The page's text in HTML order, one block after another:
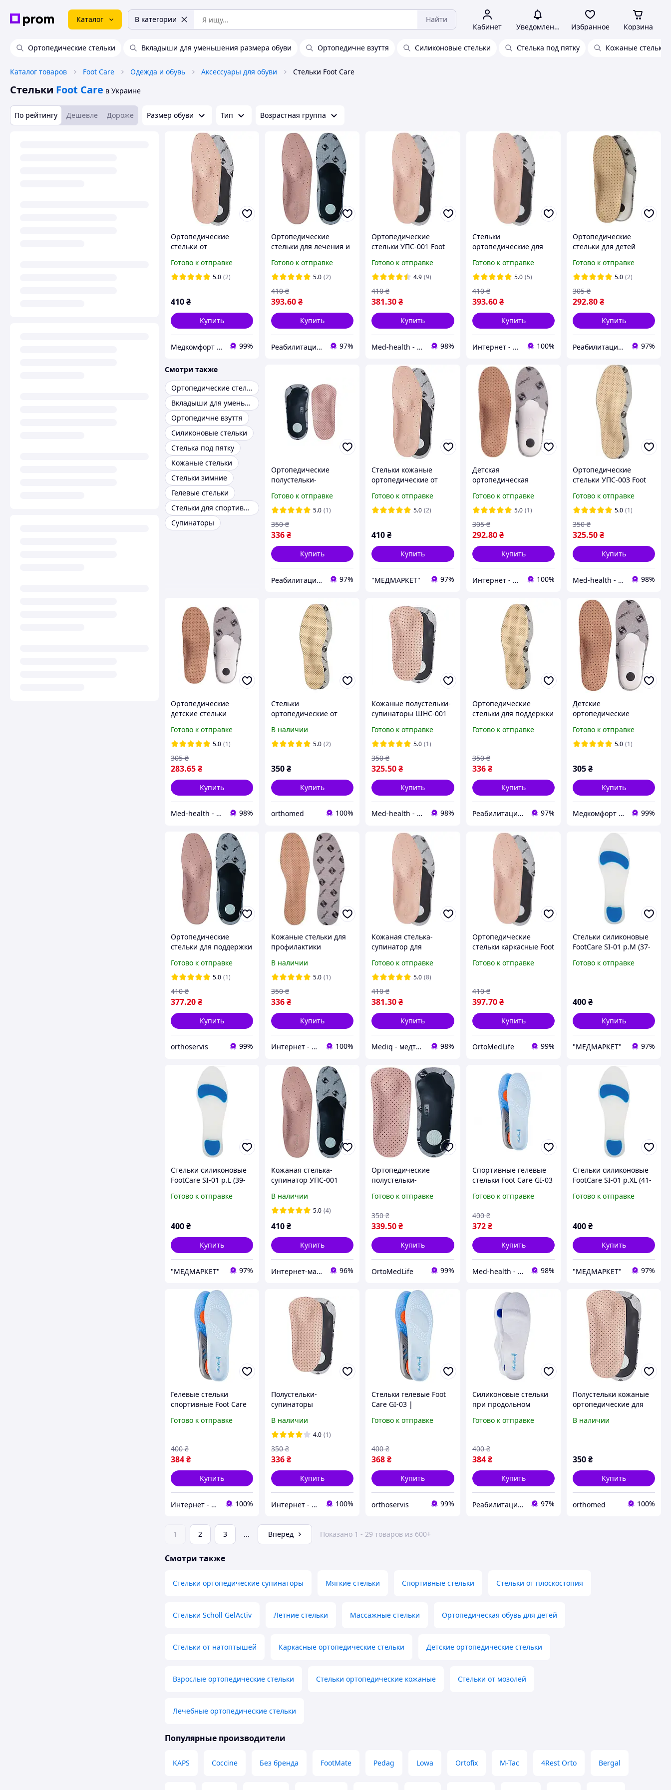
Каталог В категории Найти
Кабинет Уведомления Избранное Корзина
Ортопедические стельки Вкладыши для уменьшения размера обуви Ортопедичне взуття Силиконовые стельки Стелька под пятку Кожаные стельки
Каталог товаров Foot Care Одежда и обувь Аксессуары для обуви Стельки Foot Care
Стельки Foot Care в Украине
По рейтингу Дешевле Дороже Размер обуви Тип Возрастная группа
Ортопедические
стельки от
Foot Care, кожаные
Готово к отправке
5.0 (2)
410₴
Купить
Медкомфорт - Маркет здоровья 99%
Ортопедические
стельки для лечения и
плоскостопия УПС-001 -
Foot Care
Готово к отправке
5.0 (2)
393.60₴
410 ₴
Купить
Реабилитация | Ортопедия | Товары для здоровья 97%
Ортопедические
стельки УПС-001 Foot
продольного и
поперечного сводов
стопы
Готово к отправке
4.9 (9)
381.30₴
410 ₴
Купить
Мed-health - товары для красоты и здоровья 98%
Стельки
ортопедические для
поперечного свода
стопы УПС-001 Foot
Care
Готово к отправке
5.0 (5)
393.60 ₴
410 ₴
Купить
Интернет - магазин 602 100%
Ортопедические
стельки для детей
Готово к отправке
5.0 (2)
292.80₴
305 ₴
Купить
Реабилитация | Ортопедия | Товары для здоровья 97%
Смотри также
Ортопедические стельки
Вкладыши для уменьшения размера обуви
Ортопедичне взуття
Силиконовые стельки
Стелька под пятку
Кожаные стельки
Стельки зимние
Гелевые стельки
Стельки для спортивной обуви
Супинаторы
Ортопедические
полустельки-
поддержки
продольного и
поперечного сводов
стопы ШНС-001, Foot
Care
Готово к отправке
5.0 (1)
336₴
350 ₴
Купить
Реабилитация | Ортопедия | Товары для здоровья 97%
Стельки кожаные
ортопедические от
УПС-001 р.38
Готово к отправке
5.0 (2)
410₴
Купить
"МЕДМАРКЕТ" 97%
Детская
ортопедическая
FootCare УПС-001
Готово к отправке
5.0 (1)
292.80 ₴
305 ₴
Купить
Интернет - магазин 602 100%
Ортопедические
стельки УПС-003 Foot
профилактики
продольного и
поперечного
плоскостопия
Готово к отправке
5.0 (1)
325.50₴
350 ₴
Купить
Мed-health - товары для красоты и здоровья 98%
Ортопедические
детские стельки
для поддержки
продольного и
стопы
Готово к отправке
5.0 (1)
283.65₴
305 ₴
Купить
Мed-health - товары для красоты и здоровья 98%
Стельки
ортопедические от
продольного и
поперечного сводов
В наличии
5.0 (2)
350₴
Купить
orthomed 100%
Кожаные полустельки-
супинаторы ШНС-001
поддержки
продольного и
стопы
Готово к отправке
5.0 (1)
325.50₴
350 ₴
Купить
Мed-health - товары для красоты и здоровья 98%
Ортопедические
стельки для поддержки
поперечного сводов
Готово к отправке
336 ₴
350 ₴
Купить
Реабилитация | Ортопедия | Товары для здоровья 97%
Детские
ортопедические
Foot Care
Готово к отправке
5.0 (1)
305₴
Купить
Медкомфорт - Маркет здоровья 99%
Ортопедические
стельки для поддержки
поперечного сводов
стопы УПС-001 Foot
Care
Готово к отправке
5.0 (1)
377.20₴
410 ₴
Купить
orthoservis 99%
Кожаные стельки для
профилактики
поперечного
плоскостопия УПС-003
Foot Care
В наличии
5.0 (1)
336₴
350 ₴
Купить
Интернет - магазин 602 100%
Кожаная стелька-
супинатор для
продольного и
поперечного
плоскостопия Foot Care
УПС-001
Готово к отправке
5.0 (8)
381.30₴
410 ₴
Купить
Mediq - медтехника товары для здоровья 98%
Ортопедические
стельки каркасные Foot
Готово к отправке
397.70 ₴
410 ₴
Купить
OrtoMedLife 99%
Стельки силиконовые
FootCare SI-01 р.М (37-
Готово к отправке
400₴
Купить
"МЕДМАРКЕТ" 97%
Стельки силиконовые
FootCare SI-01 р.L (39-
Готово к отправке
400₴
Купить
"МЕДМАРКЕТ" 97%
Кожаная стелька-
супинатор УПС-001
В наличии
5.0 (4)
410₴
Купить
Интернет-магазин медтехники "MedRoom" 96%
Ортопедические
полустельки-
ШНС-001 из
Готово к отправке
339.50₴
350 ₴
Купить
OrtoMedLife 99%
Спортивные гелевые
стельки Foot Care GI-03
Готово к отправке
372 ₴
400 ₴
Купить
Мed-health - товары для красоты и здоровья 98%
Стельки силиконовые
FootCare SI-01 р.XL (41-
Готово к отправке
400₴
Купить
"МЕДМАРКЕТ" 97%
Гелевые стельки
спортивные Foot Care
Готово к отправке
384₴
400 ₴
Купить
Интернет - магазин 602 100%
Полустельки-
супинаторы
ШНС-001 Foot Care (для
продольного и
поперечного свода
стопы)
В наличии
4.0 (1)
336₴
350 ₴
Купить
Интернет - магазин 602 100%
Стельки гелевые Foot
Care GI-03 |
при продольном
Готово к отправке
368₴
400 ₴
Купить
orthoservis 99%
Силиконовые стельки
при продольном
Foot Care
Готово к отправке
384 ₴
400 ₴
Купить
Реабилитация | Ортопедия | Товары для здоровья 97%
Полустельки кожаные
ортопедические для
продольного и
ШНС-001
В наличии
350₴
Купить
orthomed 100%
1 2 3 ... Вперед Показано 1 - 29 товаров из 600+
Смотри также
Стельки ортопедические супинаторы Мягкие стельки Спортивные стельки Стельки от плоскостопия
Стельки Scholl GelActiv Летние стельки Массажные стельки Ортопедическая обувь для детей
Стельки от натоптышей Каркасные ортопедические стельки Детские ортопедические стельки
Взрослые ортопедические стельки Стельки ортопедические кожаные Стельки от мозолей
Лечебные ортопедические стельки
Популярные производители
KAPS Coccine Без бренда FootMate Pedag Lowa Ortofix M-Tac 4Rest Orto Bergal